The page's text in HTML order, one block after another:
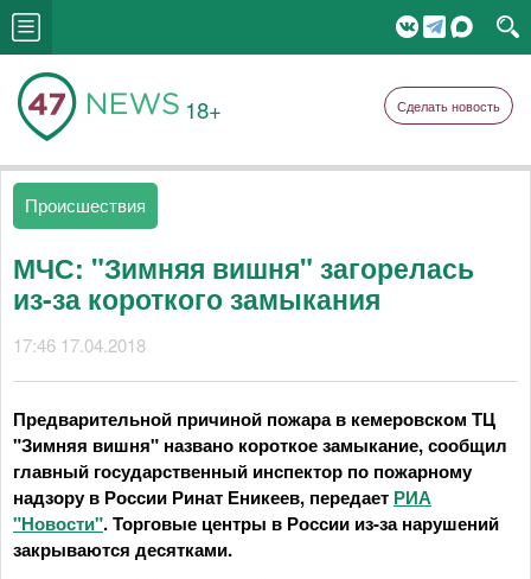
18+ Сделать новость
Происшествия
МЧС: "Зимняя вишня" загорелась
из-за короткого замыкания
17:46 17.04.2018
Предварительной причиной пожара в кемеровском ТЦ
"Зимняя вишня" названо короткое замыкание, сообщил
главный государственный инспектор по пожарному
надзору в России Ринат Еникеев, передает РИА
"Новости". Торговые центры в России из-за нарушений
закрываются десятками.